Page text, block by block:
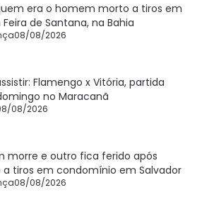
era o homem morto a tiros em
de Santana, na Bahia
08/08/2026
Flamengo x Vitória, partida
no Maracanã
08/2026
morre e outro fica ferido após
tiros em condomínio em Salvador
08/08/2026